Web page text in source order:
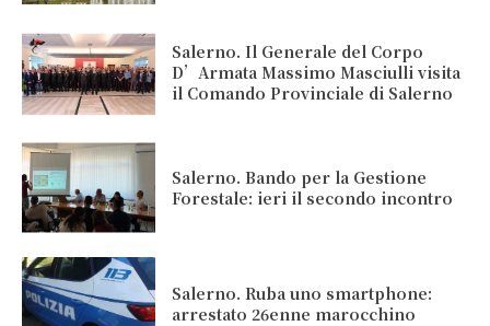
Salerno. Il Generale del Corpo
D’Armata Massimo Masciulli visita
il Comando Provinciale di Salerno
Salerno. Bando per la Gestione
Forestale: ieri il secondo incontro
Salerno. Ruba uno smartphone:
arrestato 26enne marocchino